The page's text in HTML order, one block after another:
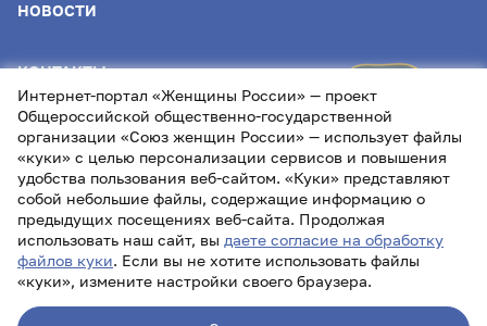
НОВОСТИ
КОНТАКТЫ
info@womenofrussia.online
Лицензия СМИ Эл № ФС77- 87232 от 22.04.2024
Интернет-портал «Женщины России» — проект
Общероссийской общественно-государственной
организации «Союз женщин России» — использует файлы
«куки» с целью персонализации сервисов и повышения
удобства пользования веб-сайтом. «Куки» представляют
собой небольшие файлы, содержащие информацию о
предыдущих посещениях веб-сайта. Продолжая
использовать наш сайт, вы даете согласие на обработку
файлов куки. Если вы не хотите использовать файлы
«куки», измените настройки своего браузера.